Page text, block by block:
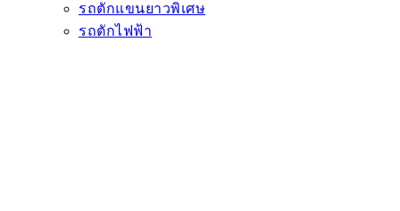
รถตักแขนยาวพิเศษ
รถตักไฟฟ้า